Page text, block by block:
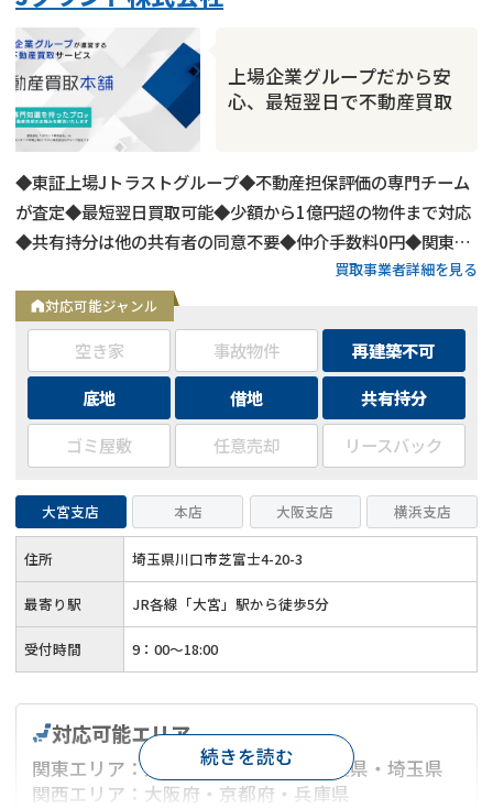
上場企業グループだから安
心、最短翌日で不動産買取
◆東証上場Jトラストグループ◆不動産担保評価の専門チーム
が査定◆最短翌日買取可能◆少額から1億円超の物件まで対応
◆共有持分は他の共有者の同意不要◆仲介手数料0円◆関東・
買取事業者詳細を見る
対応可能ジャンル
空き家 事故物件
再建築不可
底地
借地
共有持分
ゴミ屋敷
任意売却 リースバック
大宮支店 本店 大阪支店 横浜支店
住所 埼玉県川口市芝富士4-20-3
最寄り駅 JR各線「大宮」駅から徒歩5分
受付時間 9：00～18:00
対応可能エリア
関東エリア：東京都・神奈川県・千葉県・埼玉県
関西エリア：大阪府・京都府・兵庫県
続きを読む